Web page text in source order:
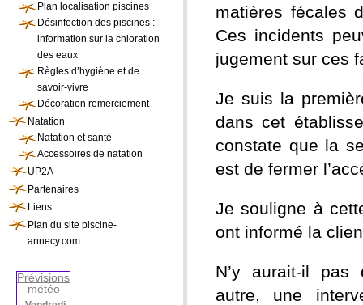
matières fécales
Ces incidents
jugement sur ces
Je suis la
dans cet
constate que la
est de fermer
Je souligne à
ont informé la
N’y aurait-il pas
autre, une
Plan localisation piscines
Désinfection des piscines :
information sur la chloration
des eaux
Règles d’hygiène et de
savoir-vivre
Décoration remerciement
Natation
Natation et santé
Accessoires de natation
UP2A
Partenaires
Liens
Plan du site piscine-
annecy.com
Prévisions
météo